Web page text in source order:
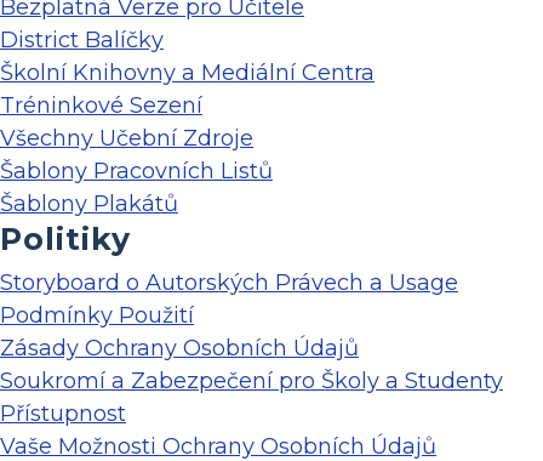
Bezplatná Verze pro Učitele
District Balíčky
Školní Knihovny a Mediální Centra
Tréninkové Sezení
Všechny Učební Zdroje
Šablony Pracovních Listů
Šablony Plakátů
Politiky
Storyboard o Autorských Právech a Usage
Podmínky Použití
Zásady Ochrany Osobních Údajů
Soukromí a Zabezpečení pro Školy a Studenty
Přístupnost
Vaše Možnosti Ochrany Osobních Údajů